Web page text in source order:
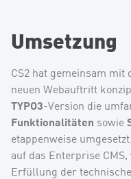
Umsetzung
CS2 hat gemeinsam
neuen Webauftritt
TYPO3-Version die
Funktionalitäten sowie
etappenweise
auf das Enterprise
Erfüllung der